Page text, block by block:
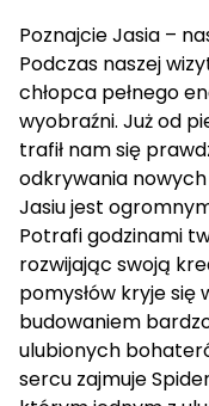
Poznajcie Jasia –
Podczas naszej
chłopca pełnego
wyobraźni. Już od
trafił nam się
odkrywania
Jasiu jest
Potrafi godzinami
rozwijając swoją
pomysłów kryje się
budowaniem
ulubionych
sercu zajmuje